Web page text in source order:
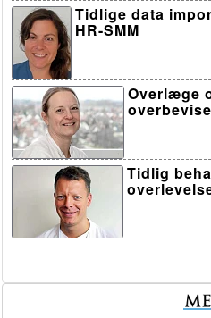
Tidlige data
HR-SMM
Overlæge
Tidlig